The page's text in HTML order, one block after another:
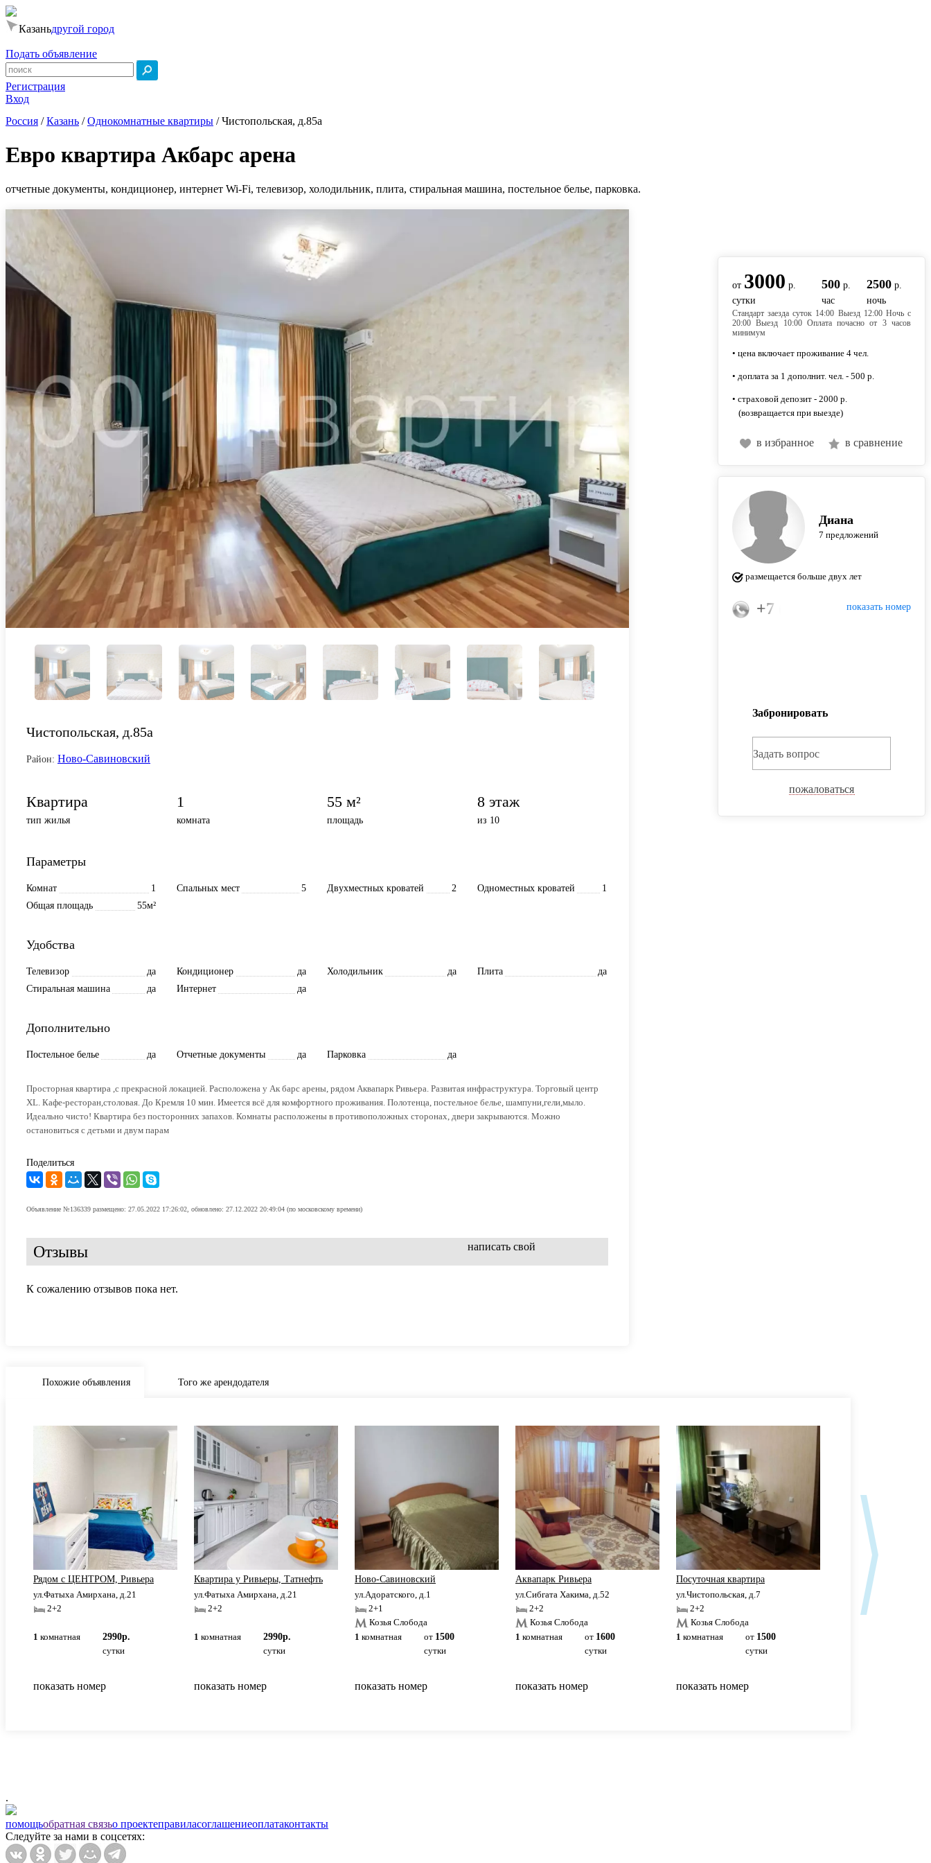
Казаньдругой город
Подать объявление
Регистрация
Вход
Россия /Казань /Однокомнатные квартиры /Чистопольская, д.85а
Евро квартира Акбарс арена
отчетные документы, кондиционер, интернет Wi-Fi, телевизор, холодильник, плита, стиральная машина, постельное белье, парковка.
Чистопольская, д.85а
Район: Ново-Савиновский
Квартира
тип жилья
1
комната
55 м²
площадь
8 этаж
из 10
Параметры
Комнат 1 Спальных мест 5 Двухместных кроватей 2 Одноместных кроватей
1
Общая площадь
55м²
Удобства
Телевизор да Кондиционер да Холодильник да Плита
да
Стиральная машина
да Интернет да
Дополнительно
Постельное белье да Отчетные документы да Парковка да
Просторная квартира ,с прекрасной локацией. Расположена у Ак барс арены, рядом Аквапарк Ривьера. Развитая инфраструктура. Торговый центр
XL. Кафе-ресторан,столовая. До Кремля 10 мин. Имеется всё для комфортного проживания. Полотенца, постельное белье, шампуни,гели,мыло.
Идеально чисто! Квартира без посторонних запахов. Комнаты расположены в противоположных сторонах, двери закрываются. Можно
остановиться с детьми и двум парам
Поделиться
Объявление №136339 размещено: 27.05.2022 17:26:02, обновлено: 27.12.2022 20:49:04 (по московскому времени)
Отзывы написать свой
К сожалению отзывов пока нет.
от 3000 р.
сутки
500 р.
час
2500р.
ночь
Стандарт заезда суток 14:00 Выезд 12:00 Ночь с
20:00 Выезд 10:00 Оплата почасно от 3 часов
минимум
• цена включает проживание 4 чел.
• доплата за 1 дополнит. чел. - 500 р.
• страховой депозит - 2000 р.
(возвращается при выезде)
в избранное в сравнение
Диана
7 предложений
размещается больше двух лет
показать номер
+7 (917) 882-82-67
Забронировать
Задать вопрос
пожаловаться
Похожие объявления Того же арендодателя
Рядом с ЦЕНТРОМ, Ривьера
ул.Фатыха Амирхана, д.21
2+2
1 комнатная
2990р.
сутки
показать номер
Квартира у Ривьеры, Татнефть
ул.Фатыха Амирхана, д.21
2+2
1 комнатная
2990р.
сутки
показать номер
Ново-Савиновский
ул.Адоратского, д.1
2+1
Козья Слобода
1 комнатная от 1500
сутки
показать номер
Аквапарк Ривьера
ул.Сибгата Хакима, д.52
2+2
Козья Слобода
1 комнатная от 1600
сутки
показать номер
Посуточная квартира
ул.Чистопольская, д.7
2+2
Козья Слобода
1 комнатная от 1500
сутки
показать номер
Аквапарк Ривьера
ул.Чистопольская, д.61Б
2+2
.
помощьобратная связьо проектеправиласоглашениеоплатаконтакты
Следуйте за нами в соцсетях: